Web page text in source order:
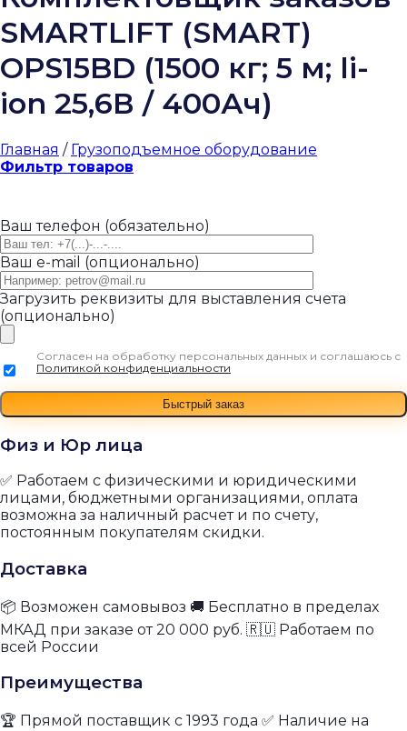
SMARTLIFT (SMART)
OPS15BD (1500 кг; 5 м; li-
ion 25,6В / 400Ач)
Главная / Грузоподъемное оборудование
Фильтр товаров
Ваш телефон (обязательно)
Ваш e-mail (опционально)
Загрузить реквизиты для выставления счета
(опционально)
Согласен на обработку персональных данных и соглашаюсь с
Политикой конфиденциальности
Физ и Юр лица
✅ Работаем с физическими и юридическими
лицами, бюджетными организациями, оплата
возможна за наличный расчет и по счету,
постоянным покупателям скидки.
Доставка
📦 Возможен самовывоз 🚚 Бесплатно в пределах
МКАД при заказе от 20 000 руб. 🇷🇺 Работаем по
всей России
Преимущества
🏆 Прямой поставщик с 1993 года ✅ Наличие на